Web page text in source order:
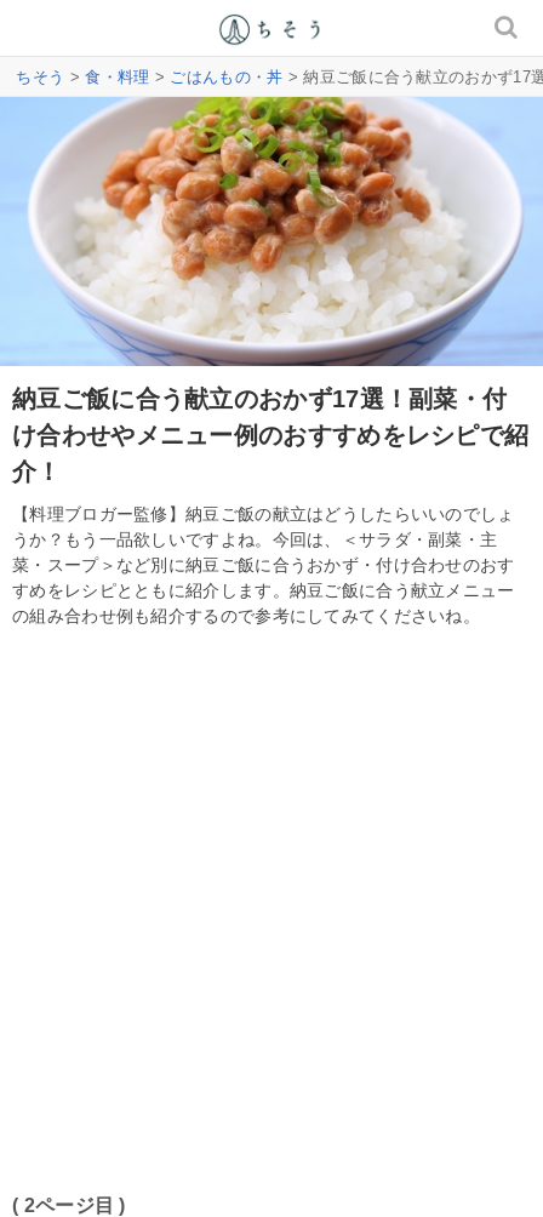
ちそう >食・料理 > ごはんもの・丼 > 納豆ご飯に合う献立のおかず17
納豆ご飯に合う献立のおかず17選！副菜・付
け合わせやメニュー例のおすすめをレシピで紹
介！
【料理ブロガー監修】納豆ご飯の献立はどうしたらいいのでしょ
うか？もう一品欲しいですよね。今回は、＜サラダ・副菜・主
菜・スープ＞など別に納豆ご飯に合うおかず・付け合わせのおす
すめをレシピとともに紹介します。納豆ご飯に合う献立メニュー
の組み合わせ例も紹介するので参考にしてみてくださいね。
( 2ページ目 )